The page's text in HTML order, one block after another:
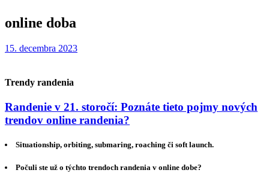
online doba
15. decembra 2023
Trendy randenia
Randenie v 21. storočí: Poznáte tieto pojmy nových
trendov online randenia?
Situationship, orbiting, submaring, roaching či soft launch.
Počuli ste už o týchto trendoch randenia v online dobe?